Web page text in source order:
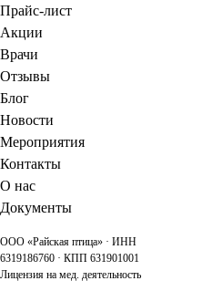
Прайс-лист
Акции
Врачи
Отзывы
Блог
Новости
Мероприятия
Контакты
О нас
Документы
ООО «Райская птица» · ИНН
6319186760 · КПП 631901001
Лицензия на мед. деятельность